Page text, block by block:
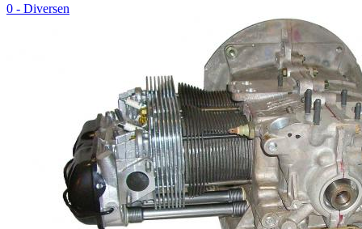
0 - Diversen